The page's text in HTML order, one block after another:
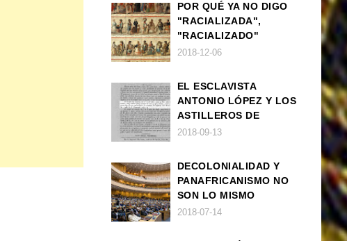
POR QUÉ YA NO DIGO
"RACIALIZADA",
"RACIALIZADO"
2018-12-06
EL ESCLAVISTA
ANTONIO LÓPEZ Y LOS
ASTILLEROS DE
NAVANTIA
2018-09-13
DECOLONIALIDAD Y
PANAFRICANISMO NO
SON LO MISMO
2018-07-14